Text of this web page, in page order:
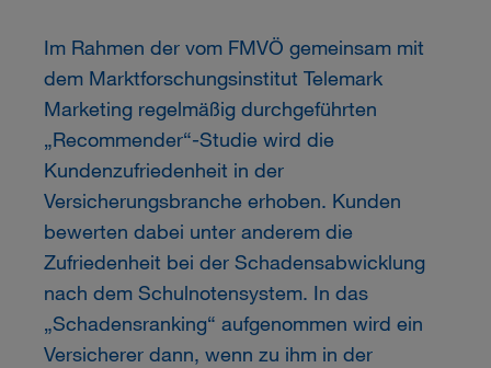
Im Rahmen der vom FMVÖ gemeinsam mit
dem Marktforschungsinstitut Telemark
Marketing regelmäßig durchgeführten
„Recommender“-Studie wird die
Kundenzufriedenheit in der
Versicherungsbranche erhoben. Kunden
bewerten dabei unter anderem die
Zufriedenheit bei der Schadensabwicklung
nach dem Schulnotensystem. In das
„Schadensranking“ aufgenommen wird ein
Versicherer dann, wenn zu ihm in der